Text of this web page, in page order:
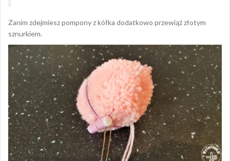
Zanim zdejmiesz pompony z kółka dodatkowo przewiąż złotym
sznurkiem.